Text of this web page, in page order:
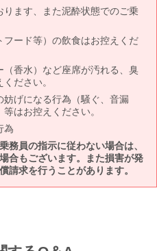
ます、また泥酔状態でのご乗
ード等）の飲食はお控えくだ
香水）など座席が汚れる、臭
ださい。
げになる行為（騒ぐ、音漏
はお控えください。
為
務員の指示に従わない場合は、
合もございます。また損害が発
請求を行うことがあります。